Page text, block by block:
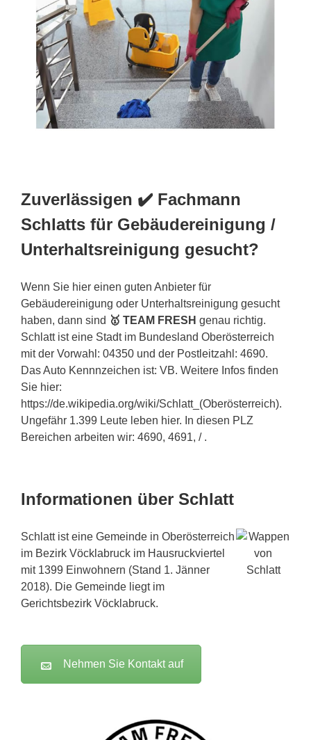
Zuverlässigen ✔️ Fachmann
Schlatts für Gebäudereinigung /
Unterhaltsreinigung gesucht?
Wenn Sie hier einen guten Anbieter für
Gebäudereinigung oder Unterhaltsreinigung gesucht
haben, dann sind 🥇 TEAM FRESH genau richtig.
Schlatt ist eine Stadt im Bundesland Oberösterreich
mit der Vorwahl: 04350 und der Postleitzahl: 4690.
Das Auto Kennnzeichen ist: VB. Weitere Infos finden
Sie hier:
https://de.wikipedia.org/wiki/Schlatt_(Oberösterreich).
Ungefähr 1.399 Leute leben hier. In diesen PLZ
Bereichen arbeiten wir: 4690, 4691, / .
Informationen über Schlatt
Schlatt ist eine Gemeinde in Oberösterreich
im Bezirk Vöcklabruck im Hausruckviertel
mit 1399 Einwohnern (Stand 1. Jänner
2018). Die Gemeinde liegt im
Gerichtsbezirk Vöcklabruck.
Nehmen Sie Kontakt auf